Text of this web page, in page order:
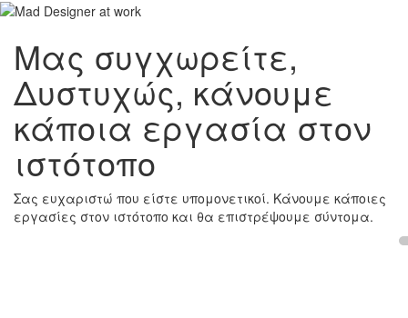
Μας συγχωρείτε,
Δυστυχώς, κάνουμε
κάποια εργασία στον
ιστότοπο
Σας ευχαριστώ που είστε υπομονετικοί. Κάνουμε κάποιες
εργασίες στον ιστότοπο και θα επιστρέψουμε σύντομα.